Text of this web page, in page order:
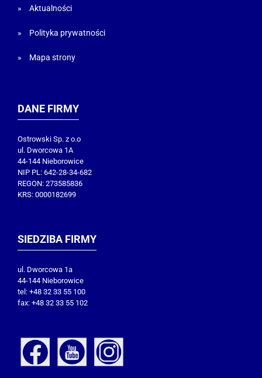
Aktualności
Polityka prywatności
Mapa strony
DANE FIRMY
Ostrowski Sp. z o.o
ul. Dworcowa 1A
44-144 Nieborowice
NIP PL: 642-28-34-682
REGON: 273585836
KRS: 0000182699
SIEDZIBA FIRMY
ul. Dworcowa 1a
44-144 Nieborowice
tel: +48 32 33 55 100
fax: +48 32 33 55 102